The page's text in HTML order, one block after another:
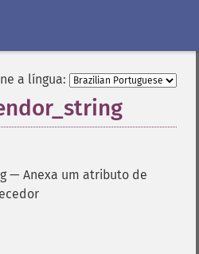
a língua:
— Anexa um atributo de